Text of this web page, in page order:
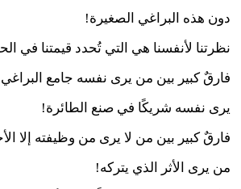
دون هذه البراغي الصغيرة!
نظرتنا لأنفسنا هي التي تُحدد قيمتنا في
فارقٌ كبير بين من يرى نفسه جامع
يرى نفسه شريكًا في صنع الطائرة!
فارقٌ كبير بين من لا يرى من وظيفته إلا
من يرى الأثر الذي يتركه!